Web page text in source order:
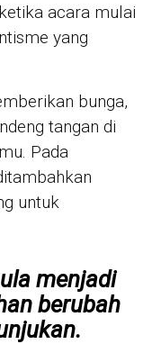
acara mulai
yang
bunga,
tangan di
Pada
untuk
menjadi
berubah